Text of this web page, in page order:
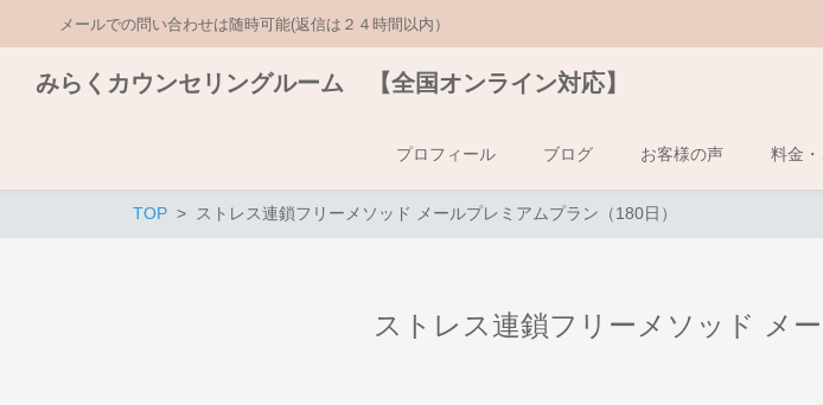
メールでの問い合わせは随時可能(返信は２４時間以内）
みらくカウンセリングルーム 【全国オンライン対応】
プロフィール ブログ お客様の声 料金
TOP ストレス連鎖フリーメソッド メールプレミアムプラン（180日）
ストレス連鎖フリーメソッド メ